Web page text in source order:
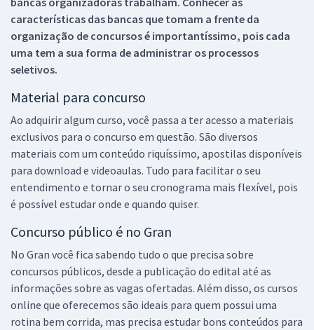
características das bancas que tomam a frente da
organização de concursos é importantíssimo, pois cada
uma tem a sua forma de administrar os processos
seletivos.
Material para concurso
Ao adquirir algum curso, você passa a ter acesso a materiais
exclusivos para o concurso em questão. São diversos
materiais com um conteúdo riquíssimo, apostilas disponíveis
para download e videoaulas. Tudo para facilitar o seu
entendimento e tornar o seu cronograma mais flexível, pois
é possível estudar onde e quando quiser.
Concurso público é no Gran
No Gran você fica sabendo tudo o que precisa sobre
concursos públicos, desde a publicação do edital até as
informações sobre as vagas ofertadas. Além disso, os cursos
online que oferecemos são ideais para quem possui uma
rotina bem corrida, mas precisa estudar bons conteúdos para